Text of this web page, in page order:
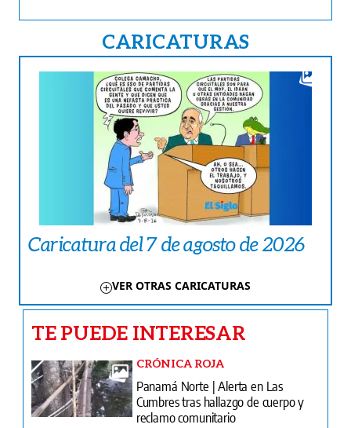
CARICATURAS
Caricatura del 7 de agosto de 2026
VER OTRAS CARICATURAS
TE PUEDE INTERESAR
CRÓNICA ROJA
Panamá Norte | Alerta en Las
Cumbres tras hallazgo de cuerpo y
reclamo comunitario